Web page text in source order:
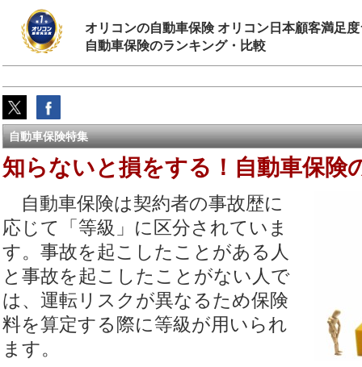
オリコンの自動車保険 オリコン日本顧客満足
自動車保険のランキング・比較
自動車保険特集
知らないと損をする！自動車保険
自動車保険は契約者の事故歴に
応じて「等級」に区分されていま
す。事故を起こしたことがある人
と事故を起こしたことがない人で
は、運転リスクが異なるため保険
料を算定する際に等級が用いられ
ます。